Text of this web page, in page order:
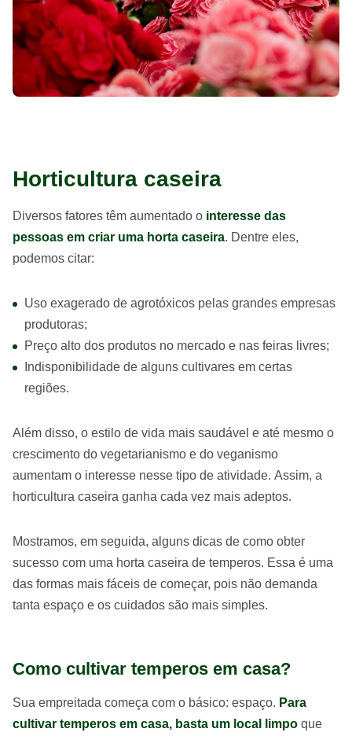
Horticultura caseira
Diversos fatores têm aumentado o interesse das
pessoas em criar uma horta caseira. Dentre eles,
podemos citar:
Uso exagerado de agrotóxicos pelas grandes empresas
produtoras;
Preço alto dos produtos no mercado e nas feiras livres;
Indisponibilidade de alguns cultivares em certas
regiões.
Além disso, o estilo de vida mais saudável e até mesmo o
crescimento do vegetarianismo e do veganismo
aumentam o interesse nesse tipo de atividade. Assim, a
horticultura caseira ganha cada vez mais adeptos.
Mostramos, em seguida, alguns dicas de como obter
sucesso com uma horta caseira de temperos. Essa é uma
das formas mais fáceis de começar, pois não demanda
tanta espaço e os cuidados são mais simples.
Como cultivar temperos em casa?
Sua empreitada começa com o básico: espaço. Para
cultivar temperos em casa, basta um local limpo que